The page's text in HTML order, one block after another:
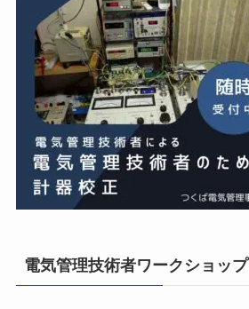
電気管理技術者ワークショップ